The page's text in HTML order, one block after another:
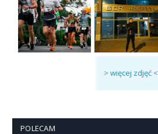
> więcej zdjęć <
POLECAM